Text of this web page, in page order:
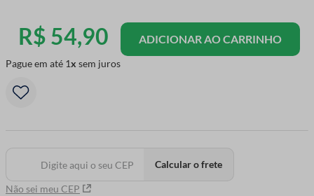
R$ 54,90
Pague em até 1 sem juros
ADICIONAR AO CARRINHO
Não sei meu CEP
Calcular o frete